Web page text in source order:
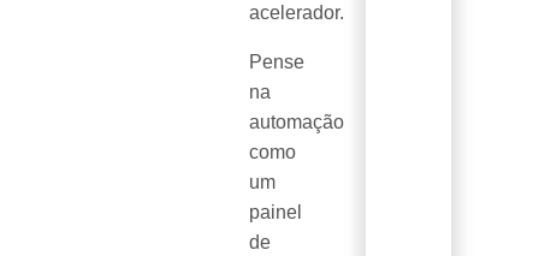
acelerador.
Pense
na
automação
como
um
painel
de